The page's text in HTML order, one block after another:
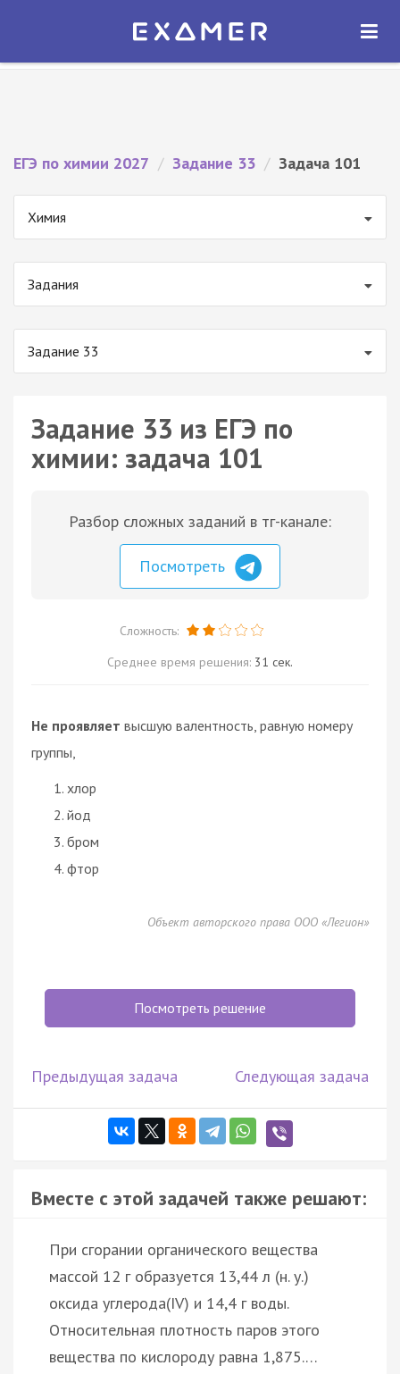
Экзамер — ЕГЭ 2027
ОТКРЫТЬ
ЕГЭ по химии 2027 / Задание 33 / Задача 101
Химия
Задания
Задание 33
Задание 33 из ЕГЭ по
химии: задача 101
Разбор сложных заданий в тг-канале:
Посмотреть
Сложность:
Среднее время решения: 31 сек.
Не проявляет высшую валентность, равную номеру
группы,
хлор
йод
бром
фтор
Объект авторского права ООО «Легион»
Посмотреть решение
Предыдущая задача Следующая задача
Вместе с этой задачей также решают:
При сгорании органического вещества
массой 12 г образуется 13,44 л (н. у.)
оксида углерода(IV) и 14,4 г воды.
Относительная плотность паров этого
вещества по кислороду равна 1,875.…